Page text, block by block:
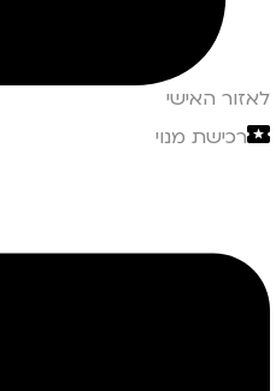
לאזור האישי
רכישת מנוי